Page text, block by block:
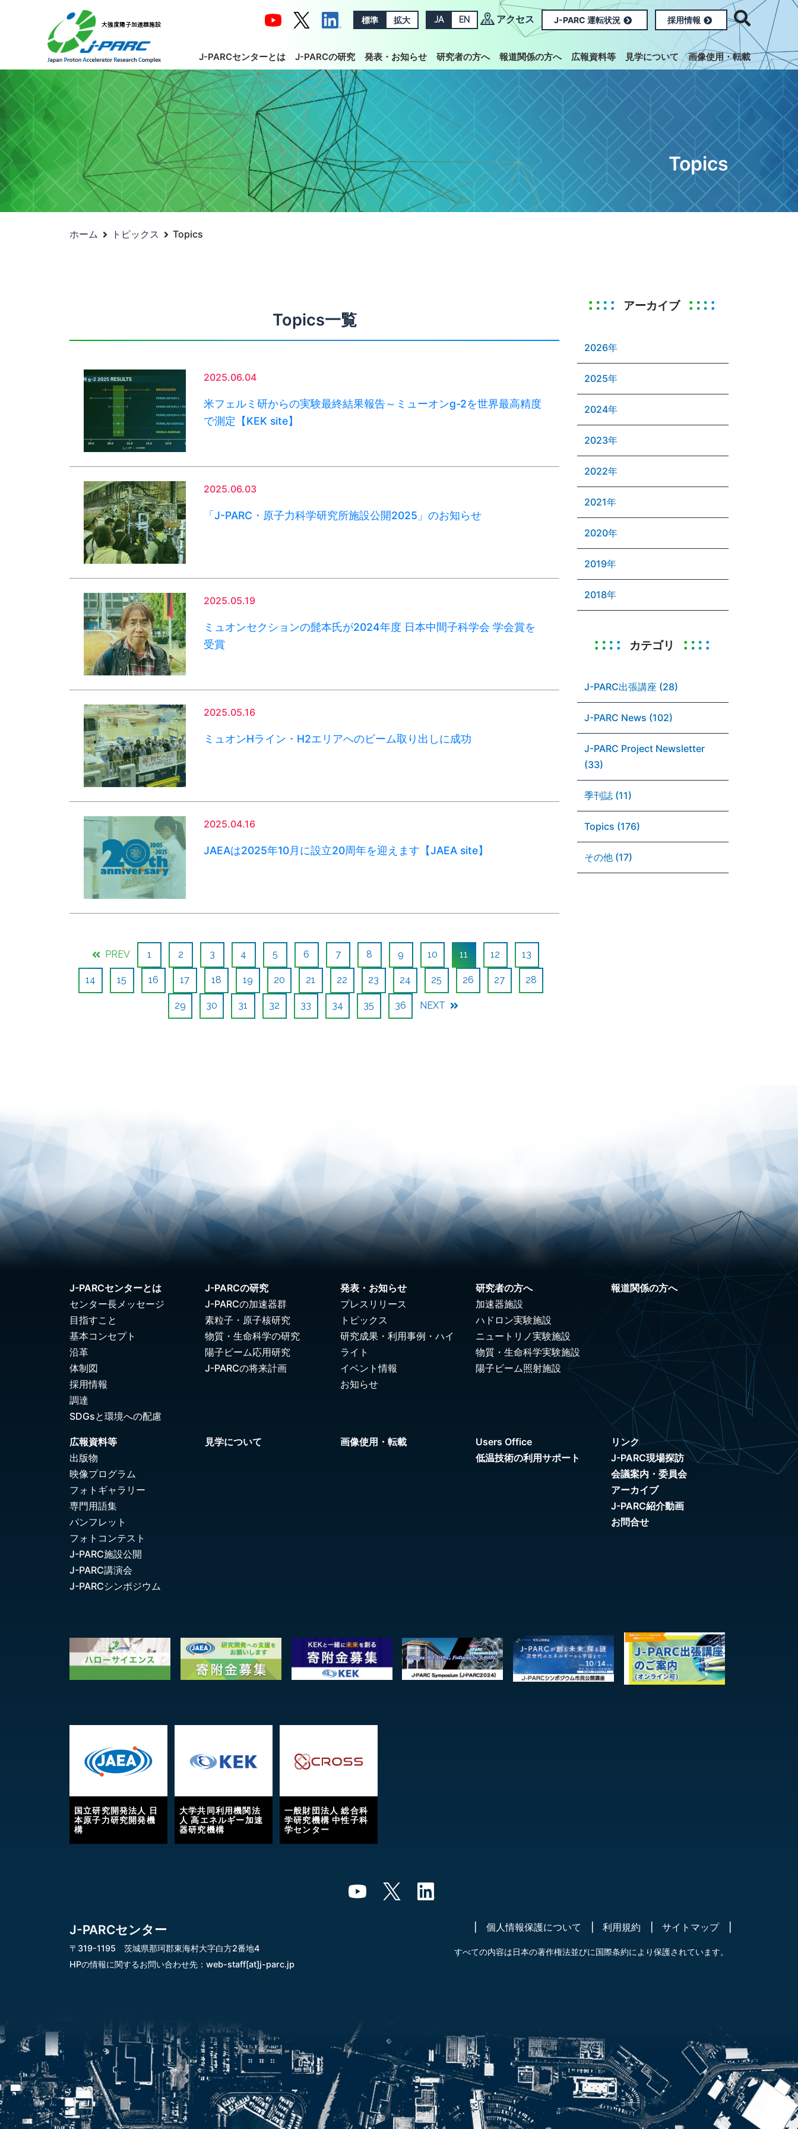
標準 拡大 JA EN アクセス J-PARC 運転状況 採用情報
J-PARCセンターとは J-PARCの研究 発表・お知らせ 研究者の方へ 報道関係の方へ 広報資料等 見学について 画像使用・転載
Topics
ホーム トピックス Topics
Topics一覧
2025.06.04
米フェルミ研からの実験最終結果報告～ミューオンg-2を世界最高精度
で測定【KEK site】
2025.06.03
「J-PARC・原子力科学研究所施設公開2025」のお知らせ
2025.05.19
ミュオンセクションの髭本氏が2024年度 日本中間子科学会 学会賞を
受賞
2025.05.16
ミュオンHライン・H2エリアへのビーム取り出しに成功
2025.04.16
JAEAは2025年10月に設立20周年を迎えます【JAEA site】
PREV 1 2 3 4 5 6 7 8 9 10 11 12 13
14 15 16 17 18 19 20 21 22 23 24 25 26 27 28
29 30 31 32 33 34 35 36 NEXT
アーカイブ
2026年
2025年
2024年
2023年
2022年
2021年
2020年
2019年
2018年
カテゴリ
J-PARC出張講座 (28)
J-PARC News (102)
J-PARC Project Newsletter
(33)
季刊誌 (11)
Topics (176)
その他 (17)
J-PARCセンターとは
センター長メッセージ
目指すこと
基本コンセプト
沿革
体制図
採用情報
調達
SDGsと環境への配慮
J-PARCの研究
J-PARCの加速器群
素粒子・原子核研究
物質・生命科学の研究
陽子ビーム応用研究
J-PARCの将来計画
発表・お知らせ
プレスリリース
トピックス
研究成果・利用事例・ハイ
ライト
イベント情報
お知らせ
研究者の方へ
加速器施設
ハドロン実験施設
ニュートリノ実験施設
物質・生命科学実験施設
陽子ビーム照射施設
報道関係の方へ
広報資料等
出版物
映像プログラム
フォトギャラリー
専門用語集
パンフレット
フォトコンテスト
J-PARC施設公開
J-PARC講演会
J-PARCシンポジウム
見学について 画像使用・転載
Users Office
低温技術の利用サポート
リンク
J-PARC現場探訪
会議案内・委員会
アーカイブ
J-PARC紹介動画
お問合せ
国立研究開発法人 日
本原子力研究開発機
構
大学共同利用機関法
人 高エネルギー加速
器研究機構
一般財団法人 総合科
学研究機構 中性子科
学センター
J-PARCセンター
〒319-1195 茨城県那珂郡東海村大字白方2番地4
HPの情報に関するお問い合わせ先： web-staff[at]j-parc.jp
個人情報保護について 利用規約 サイトマップ
すべての内容は日本の著作権法並びに国際条約により保護されています。